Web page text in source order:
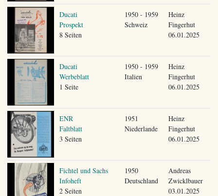
Ducati
Prospekt
8 Seiten
1950 - 1959
Schweiz
Heinz
Fingerhut
06.01.2025
Ducati
Werbeblatt
1 Seite
1950 - 1959
Italien
Heinz
Fingerhut
06.01.2025
ENR
Faltblatt
3 Seiten
1951
Niederlande
Heinz
Fingerhut
06.01.2025
Fichtel und Sachs
Infoheft
2 Seiten
1950
Deutschland
Andreas
Zwicklbauer
03.01.2025